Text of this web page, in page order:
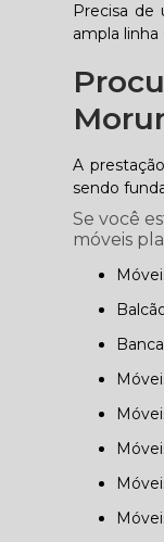
Precisa de
ampla
A
sendo
Se você
móveis